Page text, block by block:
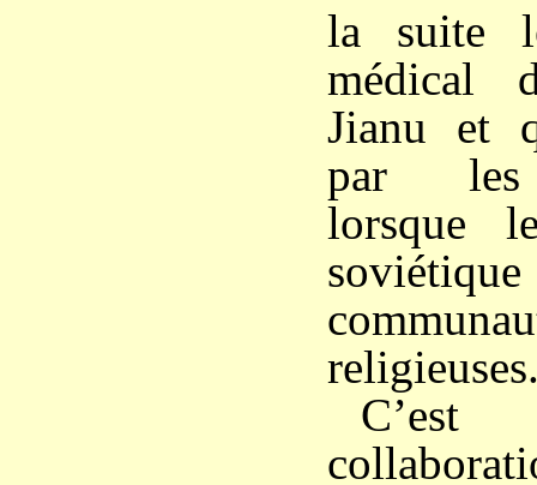
la suite
médical
Jianu et
par les
lorsque